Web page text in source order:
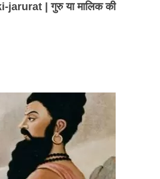
| गुरु या मालिक की